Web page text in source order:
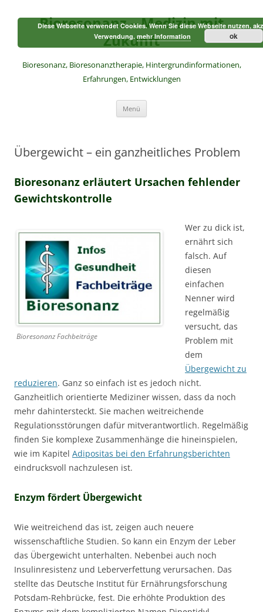
springenBioresonanz – Medizin mit
Zukunft
Bioresonanz, Bioresonanztherapie, Hintergrundinformationen,
Erfahrungen, Entwicklungen
Menü
Übergewicht – ein ganzheitliches Problem
Bioresonanz erläutert Ursachen fehlender
Gewichtskontrolle
Bioresonanz Fachbeiträge
Wer zu dick ist,
ernährt sich
falsch. Auf
diesen
einfachen
Nenner wird
regelmäßig
versucht, das
Problem mit
dem
Übergewicht zu
reduzieren. Ganz so einfach ist es jedoch nicht.
Ganzheitlich orientierte Mediziner wissen, dass da noch
mehr dahintersteckt. Sie machen weitreichende
Regulationsstörungen dafür mitverantwortlich. Regelmäßig
finden Sie komplexe Zusammenhänge die hineinspielen,
wie im Kapitel Adipositas bei den Erfahrungsberichten
eindrucksvoll nachzulesen ist.
Enzym fördert Übergewicht
Wie weitreichend das ist, zeigen auch neuere
wissenschaftliche Studien. So kann ein Enzym der Leber
das Übergewicht unterhalten. Nebenbei auch noch
Insulinresistenz und Leberverfettung verursachen. Das
stellte das Deutsche Institut für Ernährungsforschung
Potsdam-Rehbrücke, fest. Die erhöhte Produktion des
Diese Webseite verwendet Cookies. Wenn Sie diese Webseite nutzen,
Verwendung.mehr Information ok